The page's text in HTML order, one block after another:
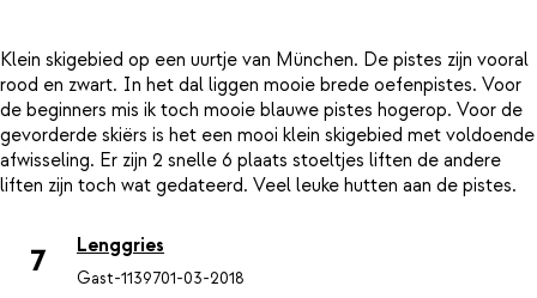
Klein skigebied op een uurtje van München. De pistes zijn vooral
rood en zwart. In het dal liggen mooie brede oefenpistes. Voor
de beginners mis ik toch mooie blauwe pistes hogerop. Voor de
gevorderde skiërs is het een mooi klein skigebied met voldoende
afwisseling. Er zijn 2 snelle 6 plaats stoeltjes liften de andere
7 Lenggries
Gast-1139701-03-2018